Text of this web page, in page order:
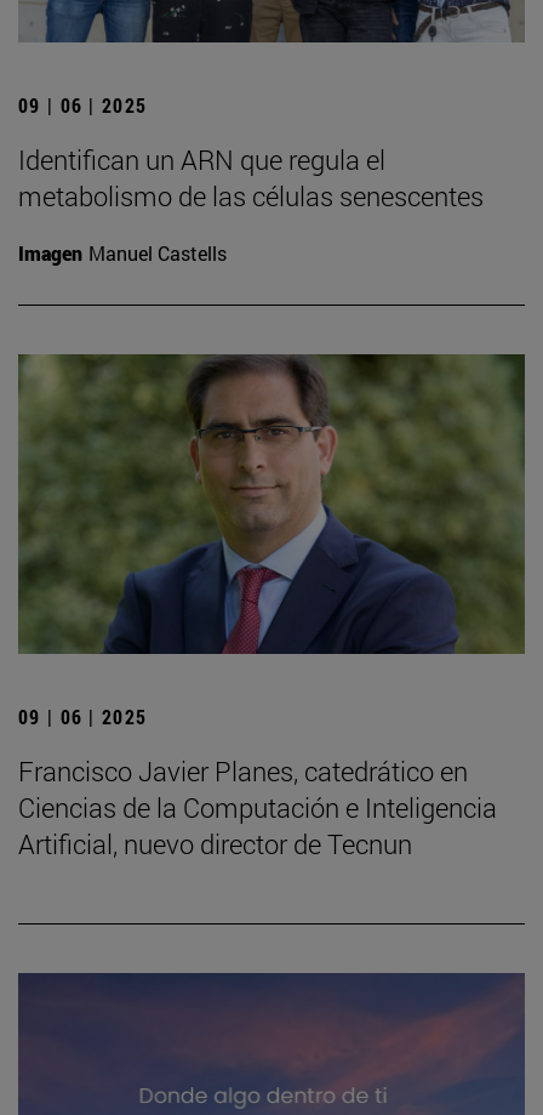
09 | 06 | 2025
Identifican un ARN que regula el
metabolismo de las células senescentes
Imagen Manuel Castells
09 | 06 | 2025
Francisco Javier Planes, catedrático en
Ciencias de la Computación e Inteligencia
Artificial, nuevo director de Tecnun